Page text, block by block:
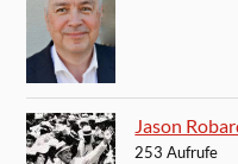
Jason
253 Aufrufe